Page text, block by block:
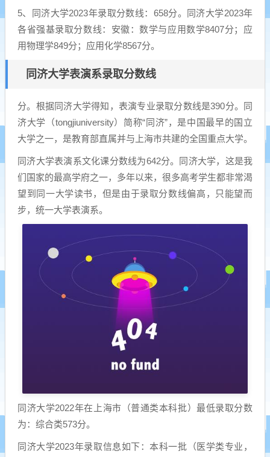
5、同济大学2023年录取分数线：658分。同济大学2023年
各省强基录取分数线：安徽：数学与应用数学8407分；应
用物理学849分；应用化学8567分。
同济大学表演系录取分数线
分。根据同济大学得知，表演专业录取分数线是390分。同
济大学（tongjiuniversity）简称“同济”，是中国最早的国立
大学之一，是教育部直属并与上海市共建的全国重点大学。
同济大学表演系文化课分数线为642分。同济大学，这是我
们国家的最高学府之一，多年以来，很多高考学生都非常渴
望到同一大学读书，但是由于录取分数线偏高，只能望而
步，统一大学表演系。
同济大学2022年在上海市（普通类本科批）最低录取分数
为：综合类573分。
同济大学2023年录取信息如下：本科一批（医学类专业，